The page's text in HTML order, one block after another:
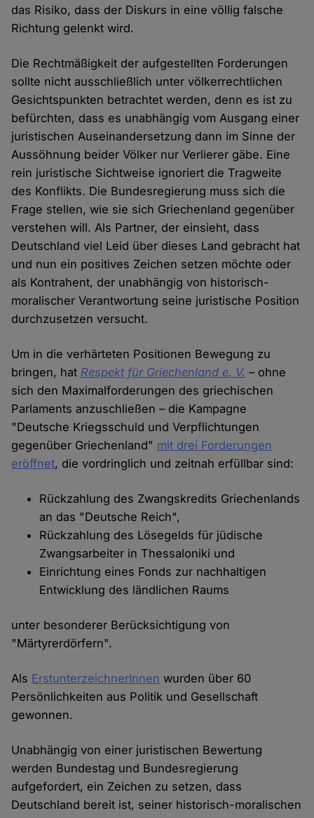
das Risiko, dass der Diskurs in eine völlig falsche
Richtung gelenkt wird.
Die Rechtmäßigkeit der aufgestellten Forderungen
sollte nicht ausschließlich unter völkerrechtlichen
Gesichtspunkten betrachtet werden, denn es ist zu
befürchten, dass es unabhängig vom Ausgang einer
juristischen Auseinandersetzung dann im Sinne der
Aussöhnung beider Völker nur Verlierer gäbe. Eine
rein juristische Sichtweise ignoriert die Tragweite
des Konflikts. Die Bundesregierung muss sich die
Frage stellen, wie sie sich Griechenland gegenüber
verstehen will. Als Partner, der einsieht, dass
Deutschland viel Leid über dieses Land gebracht hat
und nun ein positives Zeichen setzen möchte oder
als Kontrahent, der unabhängig von historisch-
moralischer Verantwortung seine juristische Position
durchzusetzen versucht.
Um in die verhärteten Positionen Bewegung zu
bringen, hat Respekt für Griechenland e. V. – ohne
sich den Maximalforderungen des griechischen
Parlaments anzuschließen – die Kampagne
"Deutsche Kriegsschuld und Verpflichtungen
gegenüber Griechenland" mit drei Forderungen
eröffnet, die vordringlich und zeitnah erfüllbar sind:
Rückzahlung des Zwangskredits Griechenlands
an das "Deutsche Reich",
Rückzahlung des Lösegelds für jüdische
Zwangsarbeiter in Thessaloniki und
Einrichtung eines Fonds zur nachhaltigen
Entwicklung des ländlichen Raums
unter besonderer Berücksichtigung von
"Märtyrerdörfern".
Als ErstunterzeichnerInnen wurden über 60
Persönlichkeiten aus Politik und Gesellschaft
gewonnen.
Unabhängig von einer juristischen Bewertung
werden Bundestag und Bundesregierung
aufgefordert, ein Zeichen zu setzen, dass
Deutschland bereit ist, seiner historisch-moralischen